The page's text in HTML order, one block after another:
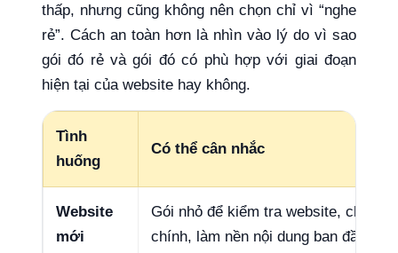
thấp, nhưng cũng không nên chọn chỉ vì “nghe
rẻ”. Cách an toàn hơn là nhìn vào lý do vì sao
gói đó rẻ và gói đó có phù hợp với giai đoạn
hiện tại của website hay không.
Tình
huống
Có thể cân nhắc
Website
mới
Gói nhỏ để kiểm tra website, chỉnh
chính, làm nền nội dung ban đầu.